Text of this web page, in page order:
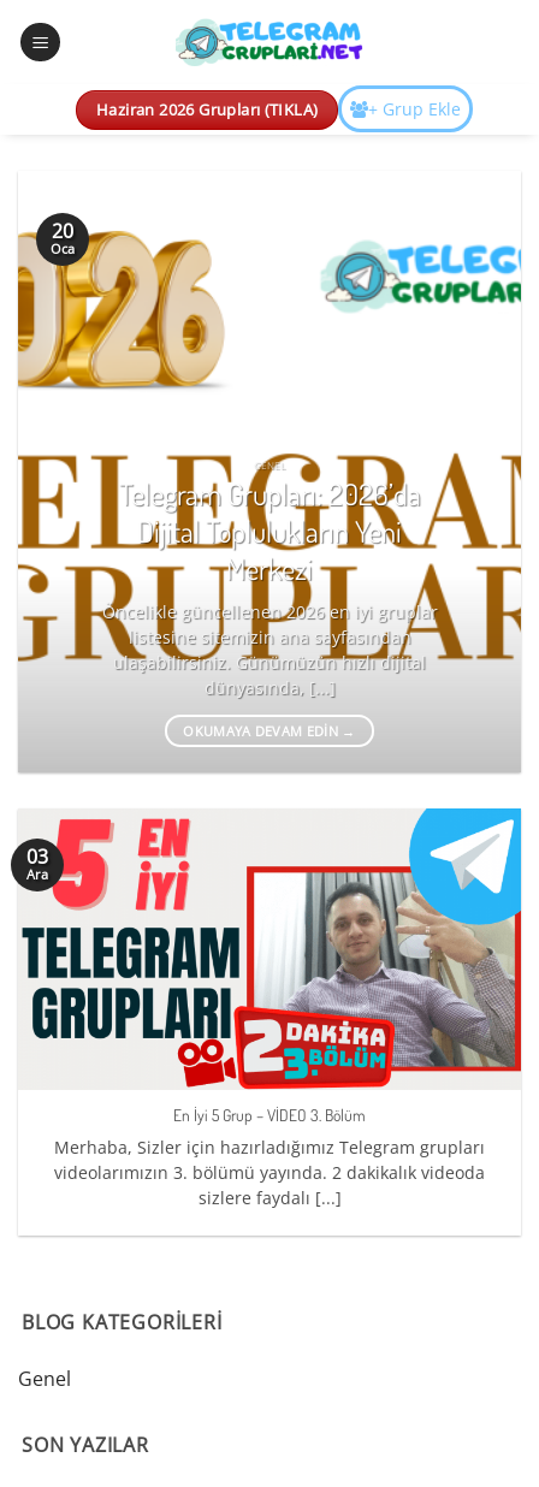
atla
Haziran 2026 Grupları (TIKLA) + Grup Ekle
GENEL
Telegram Grupları: 2026’da
Dijital Toplulukların Yeni
Merkezi
Öncelikle güncellenen 2026 en iyi gruplar
listesine sitemizin ana sayfasından
ulaşabilirsiniz. Günümüzün hızlı dijital
dünyasında, [...]
OKUMAYA DEVAM EDIN →
20
Oca
En İyi 5 Grup – VİDEO 3. Bölüm
Merhaba, Sizler için hazırladığımız Telegram grupları
videolarımızın 3. bölümü yayında. 2 dakikalık videoda
sizlere faydalı [...]
03
Ara
BLOG KATEGORILERI
Genel
SON YAZILAR